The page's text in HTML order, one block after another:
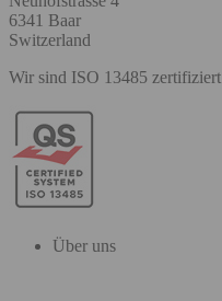
6341 Baar
Switzerland
Wir sind ISO 13485 zertifiziert
Über uns